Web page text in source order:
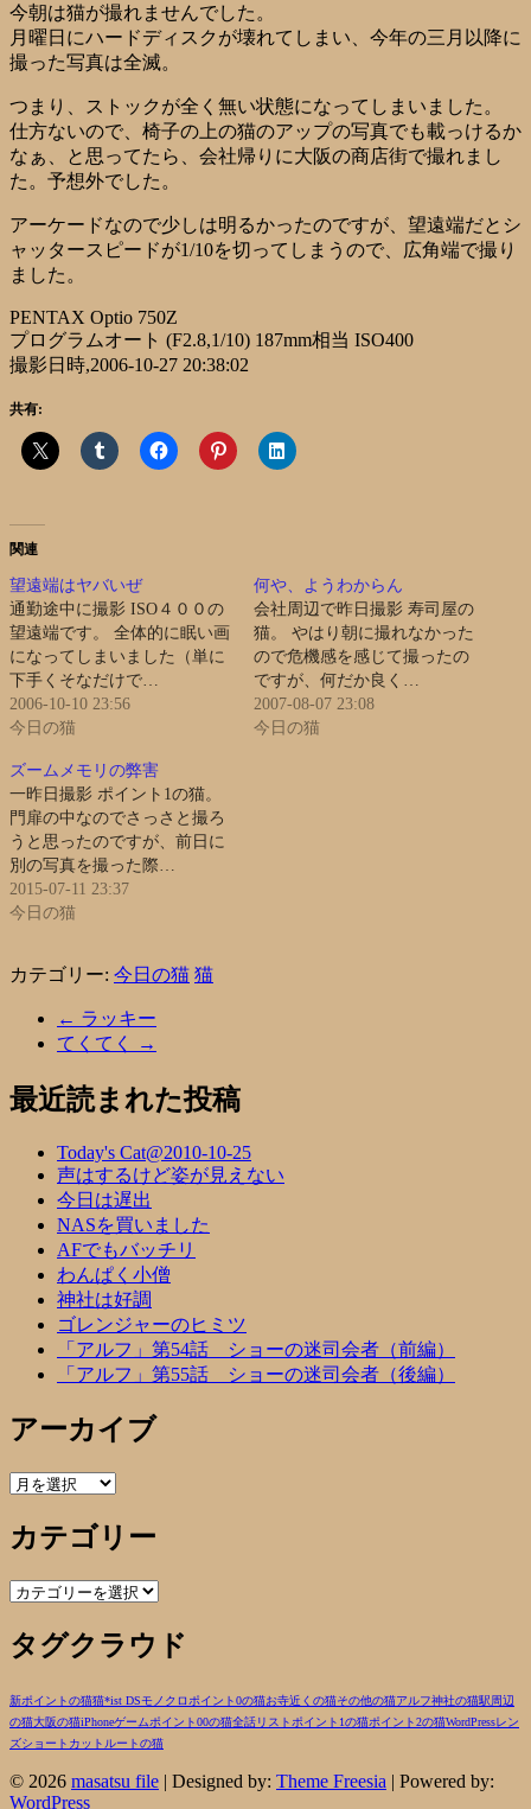
今朝は猫が撮れませんでした。
月曜日にハードディスクが壊れてしまい、今年の三月以降に
撮った写真は全滅。
つまり、ストックが全く無い状態になってしまいました。
仕方ないので、椅子の上の猫のアップの写真でも載っけるか
なぁ、と思ってたら、会社帰りに大阪の商店街で撮れまし
た。予想外でした。
アーケードなので少しは明るかったのですが、望遠端だとシ
ャッタースピードが1/10を切ってしまうので、広角端で撮り
ました。
PENTAX Optio 750Z
プログラムオート (F2.8,1/10) 187mm相当 ISO400
撮影日時,2006-10-27 20:38:02
共有:
関連
望遠端はヤバいぜ
通勤途中に撮影 ISO４００の
望遠端です。 全体的に眠い画
になってしまいました（単に
下手くそなだけで…
2006-10-10 23:56
今日の猫
何や、ようわからん
会社周辺で昨日撮影 寿司屋の
猫。 やはり朝に撮れなかった
ので危機感を感じて撮ったの
ですが、何だか良く…
2007-08-07 23:08
今日の猫
ズームメモリの弊害
一昨日撮影 ポイント1の猫。
門扉の中なのでさっさと撮ろ
うと思ったのですが、前日に
別の写真を撮った際…
2015-07-11 23:37
今日の猫
カテゴリー: 今日の猫 猫
← ラッキー
てくてく
→
最近読まれた投稿
Today's Cat@2010-10-25
声はするけど姿が見えない
今日は遅出
NASを買いました
AFでもバッチリ
わんぱく小僧
神社は好調
ゴレンジャーのヒミツ
「アルフ」第54話 ショーの迷司会者（前編）
「アルフ」第55話 ショーの迷司会者（後編）
アーカイブ
ア
カ
イ
ブ
カテゴリー
カ
ゴ
リ
ー
タグクラウド
新ポイントの猫猫*ist DSモノクロ ポイント0の猫お寺近くの猫その他の猫アルフ神社の猫駅周辺
の猫大阪の猫iPhoneゲームポイント00の猫全話リスト ポイント1の猫ポイント2の猫WordPressレン
ズショートカットルートの猫
© 2026 masatsu file | Designed by: Theme Freesia | Powered by:
WordPress